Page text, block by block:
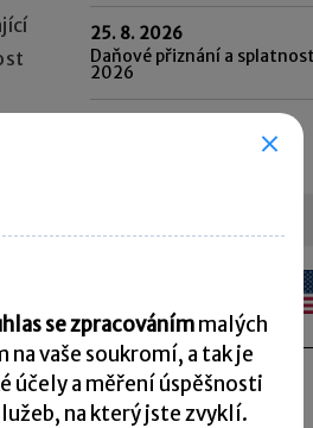
25. 8. 2026
Daňové přiznání a
2026
hodnoty
se zpracovánímmalých
na vaše soukromí, a tak je
účely a měření úspěšnosti
na který jste zvyklí.